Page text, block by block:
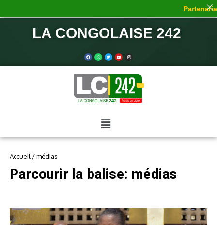
LA CONGOLAISE 242
Accueil /médias
Parcourir la balise: médias